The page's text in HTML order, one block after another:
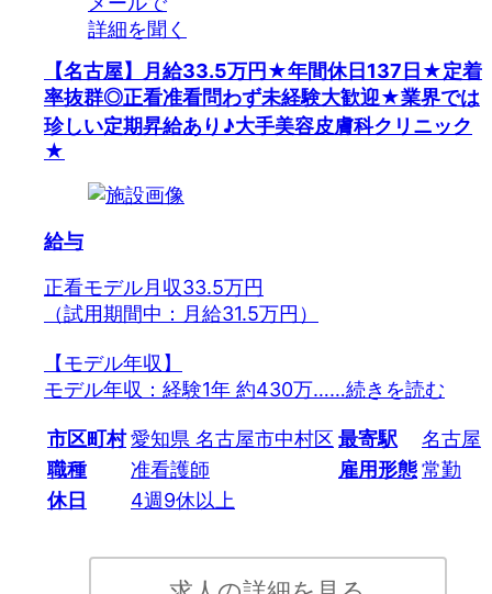
詳細を聞く
【名古屋】月給33.5万円★年間休日137日★定着
率抜群◎正看准看問わず未経験大歓迎★業界では
珍しい定期昇給あり♪大手美容皮膚科クリニック
★
給与
正看モデル月収33.5万円
（試用期間中：月給31.5万円）
【モデル年収】
モデル年収：経験1年 約430万……続きを読む
市区町村愛知県 名古屋市中村区 最寄駅
名古屋
職種
准看護師 雇用形態常勤
休日
4週9休以上